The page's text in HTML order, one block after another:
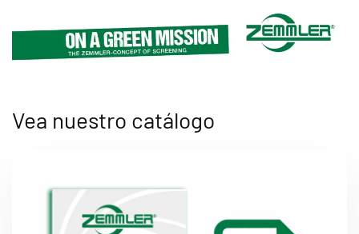
Vea nuestro catálogo